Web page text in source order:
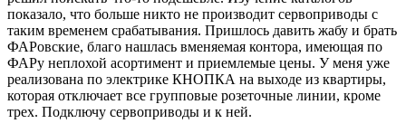
показало, что больше никто не производит сервоприводы с
таким временем срабатывания. Пришлось давить жабу и брать
ФАРовские, благо нашлась вменяемая контора, имеющая по
ФАРу неплохой асортимент и приемлемые цены. У меня уже
реализована по электрике КНОПКА на выходе из квартиры,
которая отключает все групповые розеточные линии, кроме
трех. Подключу сервоприводы и к ней.